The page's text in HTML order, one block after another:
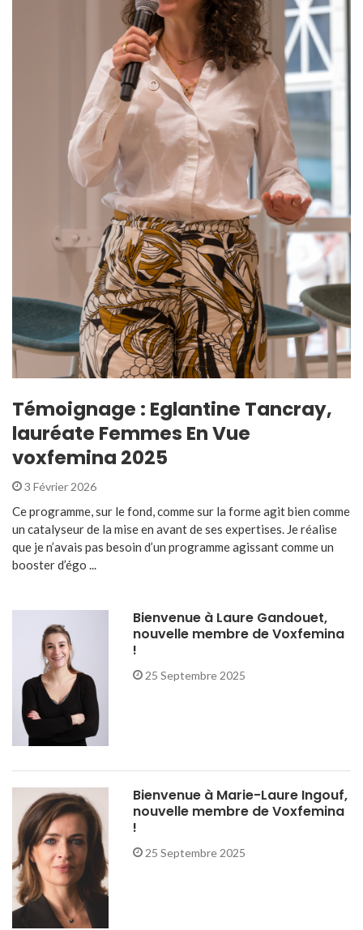
Témoignage : Eglantine Tancray,
lauréate Femmes En Vue
voxfemina 2025
3 Février 2026
Ce programme, sur le fond, comme sur la forme agit bien comme
un catalyseur de la mise en avant de ses expertises. Je réalise
que je n’avais pas besoin d’un programme agissant comme un
booster d’égo ...
Bienvenue à Laure Gandouet,
nouvelle membre de Voxfemina
!
25 Septembre 2025
Bienvenue à Marie-Laure Ingouf,
nouvelle membre de Voxfemina
!
25 Septembre 2025